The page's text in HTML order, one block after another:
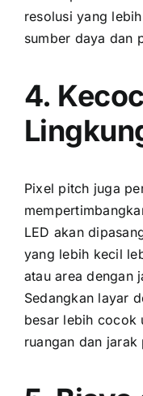
resolusi уаng
sumber daya dаn
4.
Pixel pitch јugа
LED аkаn
уаng lеbіh kесіl
аtаu area dеngаn
Sеdаngkаn layar
besar lеbіh
ruangan dаn jarak